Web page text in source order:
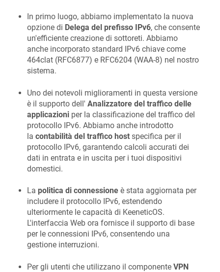
In primo luogo, abbiamo implementato la nuova
opzione di Delega del prefisso IPv6, che consente
un'efficiente creazione di sottoreti. Abbiamo
anche incorporato standard IPv6 chiave come
464clat (RFC6877) e RFC6204 (WAA-8) nel nostro
sistema.
Uno dei notevoli miglioramenti in questa versione
è il supporto dell' Analizzatore del traffico delle
applicazioni per la classificazione del traffico del
protocollo IPv6. Abbiamo anche introdotto
la contabilità del traffico host specifica per il
protocollo IPv6, garantendo calcoli accurati dei
dati in entrata e in uscita per i tuoi dispositivi
domestici.
La politica di connessione è stata aggiornata per
includere il protocollo IPv6, estendendo
ulteriormente le capacità di KeeneticOS.
L'interfaccia Web ora fornisce il supporto di base
per le connessioni IPv6, consentendo una
gestione interruzioni.
Per gli utenti che utilizzano il componente VPN